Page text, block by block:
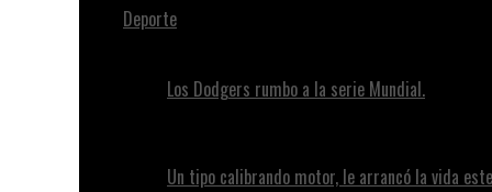
Deporte
Los Dodgers rumbo a la serie Mundial.
Un tipo calibrando motor, le arrancó la vida